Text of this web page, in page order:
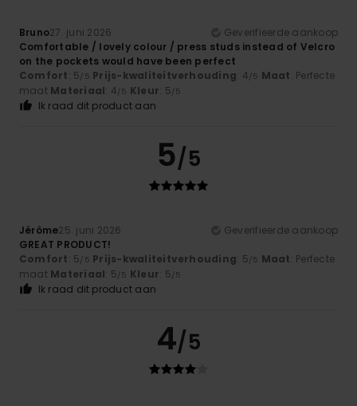
Bruno27. juni 2026
Geverifieerde aankoop
Comfortable / lovely colour / press studs instead of Velcro
on the pockets would have been perfect
Comfort: 5/5 Prijs-kwaliteitverhouding: 4/5 Maat: Perfecte
maat Materiaal: 4/5 Kleur: 5/5
Ik raad dit product aan
5/5
Jérôme25. juni 2026
Geverifieerde aankoop
GREAT PRODUCT!
Comfort: 5/5 Prijs-kwaliteitverhouding: 5/5 Maat: Perfecte
maat Materiaal: 5/5 Kleur: 5/5
Ik raad dit product aan
4/5